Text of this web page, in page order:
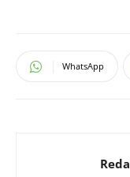
WhatsApp